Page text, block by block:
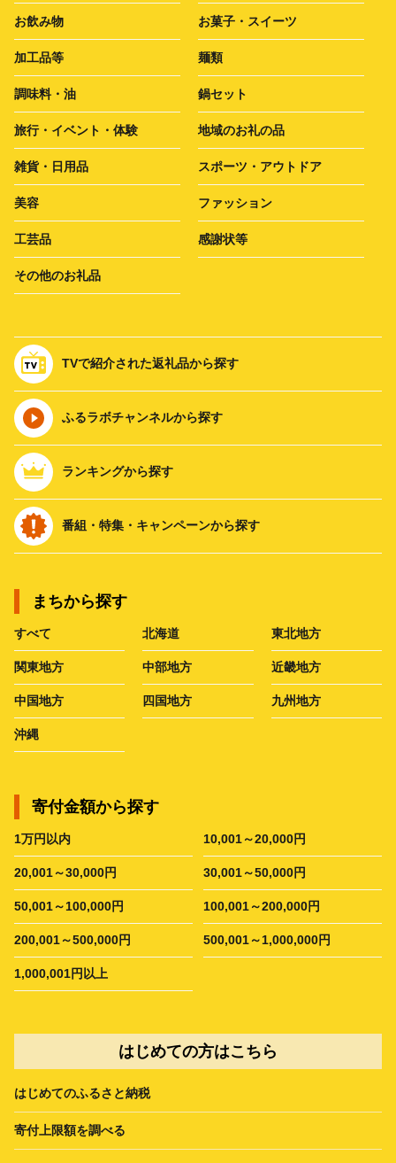
お飲み物 お菓子・スイーツ
加工品等 麺類
調味料・油 鍋セット
旅行・イベント・体験 地域のお礼の品
雑貨・日用品 スポーツ・アウトドア
美容 ファッション
工芸品 感謝状等
その他のお礼品
TVで紹介された返礼品から探す
ふるラボチャンネルから探す
ランキングから探す
番組・特集・キャンペーンから探す
まちから探す
すべて 北海道 東北地方
関東地方 中部地方 近畿地方
中国地方 四国地方 九州地方
沖縄
寄付金額から探す
1万円以内 10,001～20,000円
20,001～30,000円 30,001～50,000円
50,001～100,000円 100,001～200,000円
200,001～500,000円 500,001～1,000,000円
1,000,001円以上
はじめての方はこちら
はじめてのふるさと納税
寄付上限額を調べる